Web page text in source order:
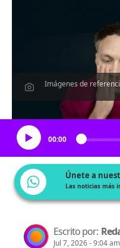
Imágenes de
00:00
Únete a
Las noticias más
Escrito por:
Jul 7, 2026 - 9:04 am